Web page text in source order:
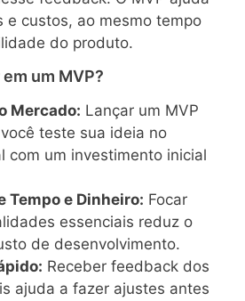
e custos, ao mesmo tempo
do produto.
um MVP?
Mercado: Lançar um MVP
teste sua ideia no
com um investimento inicial
Tempo e Dinheiro: Focar
essenciais reduz o
de desenvolvimento.
Receber feedback dos
ajuda a fazer ajustes antes